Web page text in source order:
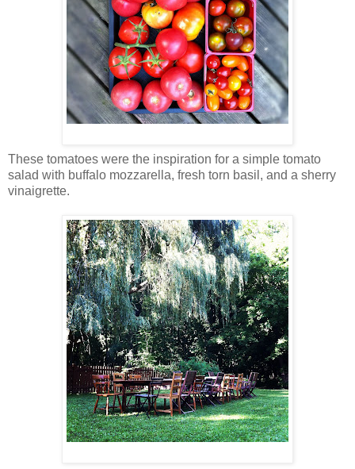
These tomatoes were the inspiration for a simple tomato
salad with buffalo mozzarella, fresh torn basil, and a sherry
vinaigrette.